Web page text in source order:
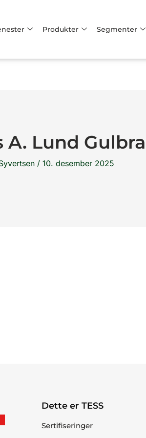
Produkter Segmenter
A. Lund
/ 10. desember 2025
Dette er TESS
Sertifiseringer